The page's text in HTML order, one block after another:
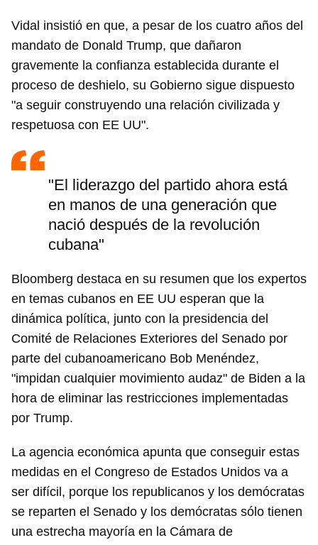
Vidal insistió en que, a pesar de los cuatro años del
mandato de Donald Trump, que dañaron
gravemente la confianza establecida durante el
proceso de deshielo, su Gobierno sigue dispuesto
"a seguir construyendo una relación civilizada y
respetuosa con EE UU".
"El liderazgo del partido ahora está
en manos de una generación que
nació después de la revolución
cubana"
Bloomberg destaca en su resumen que los expertos
en temas cubanos en EE UU esperan que la
dinámica política, junto con la presidencia del
Comité de Relaciones Exteriores del Senado por
parte del cubanoamericano Bob Menéndez,
"impidan cualquier movimiento audaz" de Biden a la
hora de eliminar las restricciones implementadas
por Trump.
La agencia económica apunta que conseguir estas
medidas en el Congreso de Estados Unidos va a
ser difícil, porque los republicanos y los demócratas
se reparten el Senado y los demócratas sólo tienen
una estrecha mayoría en la Cámara de